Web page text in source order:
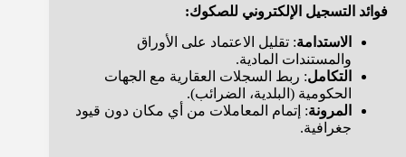
فوائد التسجيل الإلكتروني للصكوك:
الاستدامة: تقليل الاعتماد على الأوراق
والمستندات المادية.
التكامل: ربط السجلات العقارية مع الجهات
الحكومية (البلدية، الضرائب).
المرونة: إتمام المعاملات من أي مكان دون قيود
جغرافية.